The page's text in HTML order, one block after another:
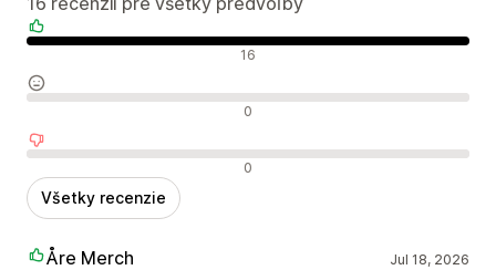
Pozitívne recenzie 16
Neutrálne recenzie 0
Negatívne recenzie 0
Všetky recenzie
Åre Merch Jul 18, 2026